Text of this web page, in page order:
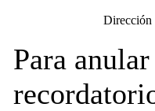
Dirección
Para